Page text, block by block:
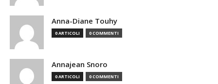
Anna-Diane Touhy
0 ARTICOLI 0 COMMENTI
Annajean Snoro
0 ARTICOLI 0 COMMENTI